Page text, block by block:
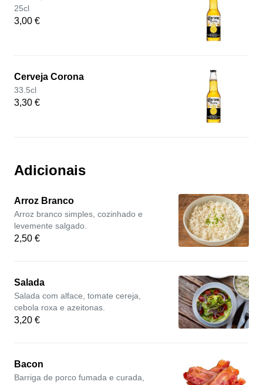
25cl
3,00 €
Cerveja Corona
33.5cl
3,30 €
Adicionais
Arroz Branco
Arroz branco simples, cozinhado e
levemente salgado.
2,50 €
Salada
Salada com alface, tomate cereja,
cebola roxa e azeitonas.
3,20 €
Bacon
Barriga de porco fumada e curada,